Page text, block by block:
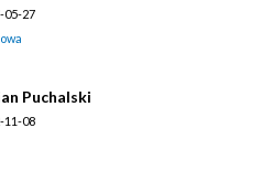
05-27
Puchalski
11-08